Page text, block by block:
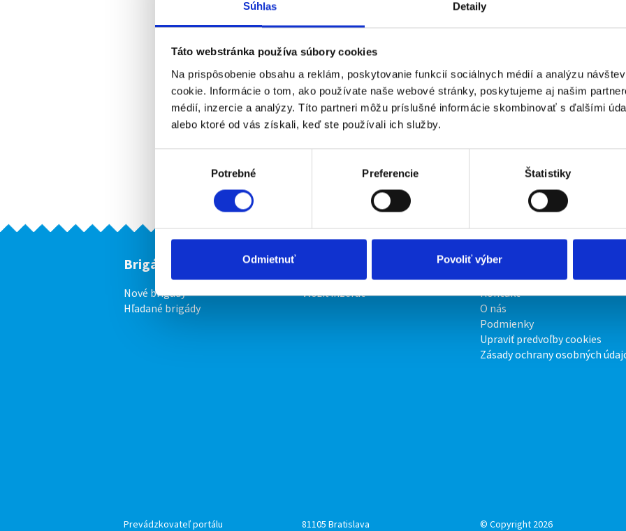
Súhlas Detaily
Táto webstránka používa súbory cookies
Na prispôsobenie obsahu a reklám, poskytovanie funkcií sociálnych médií a analýzu
cookie. Informácie o tom, ako používate naše webové stránky, poskytujeme aj našim
médií, inzercie a analýzy. Títo partneri môžu príslušné informácie skombinovať s ďalšími
alebo ktoré od vás získali, keď ste používali ich služby.
Potrebné Preferencie Štatistiky
Odmietnuť Povoliť výber
Brigádnici
Nové brigády
Hľadané brigády
Vložiť inzerát
O portáli
Kontakt
O nás
Podmienky
Upraviť predvoľby cookies
Zásady ochrany osobných
Prevádzkovateľ portálu 81105 Bratislava © Copyright 2026